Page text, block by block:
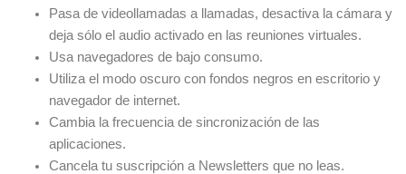
Pasa de videollamadas a llamadas, desactiva la cámara y
deja sólo el audio activado en las reuniones virtuales.
Usa navegadores de bajo consumo.
Utiliza el modo oscuro con fondos negros en escritorio y
navegador de internet.
Cambia la frecuencia de sincronización de las
aplicaciones.
Cancela tu suscripción a Newsletters que no leas.